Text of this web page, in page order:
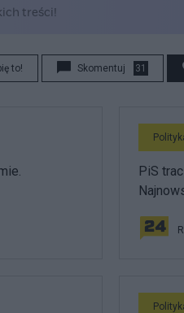
to! Skomentuj 31
PiS